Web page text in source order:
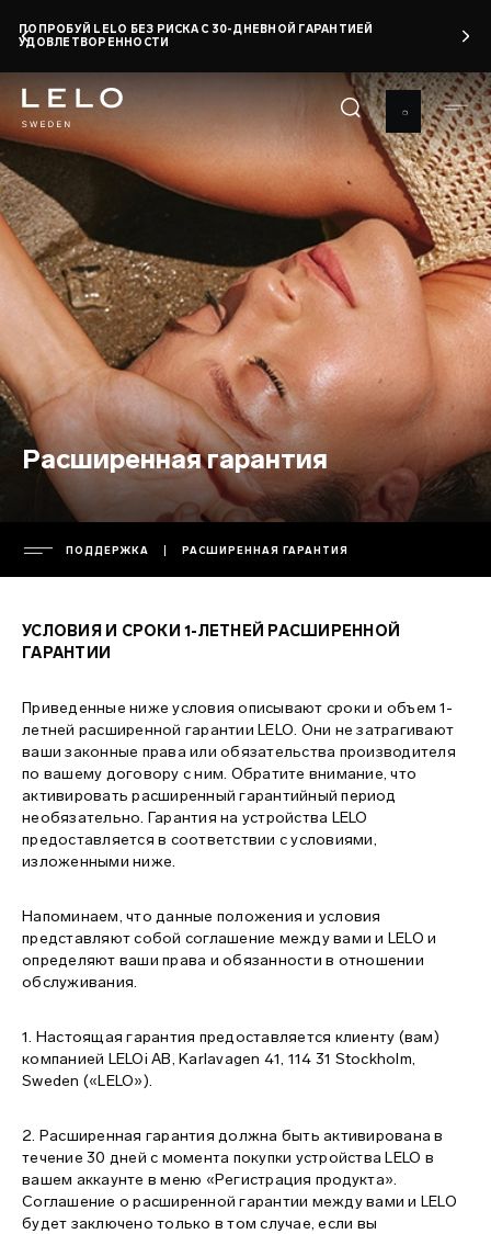
основному
содержанию
ПОПРОБУЙ LELO БЕЗ РИСКА С 30-ДНЕВНОЙ ГАРАНТИЕЙ
УДОВЛЕТВОРЕННОСТИ
Расширенная гарантия
ПОДДЕРЖКА РАСШИРЕННАЯ ГАРАНТИЯ
руководство
пресс-релизы
политика конфиденциальности
политика в отношении файлов cookie
правила пользования
интеллектуальная собственность
гарантия
расширенная гарантия
доставка
связаться с поддержкой
regulatory compliance
зарядное устройство и пульт управления
ВОПРОСЫ
общие вопросы
вопросы о покупке
ENVIRONMENTAL LABELS
Italy
УСЛОВИЯ И СРОКИ 1-ЛЕТНЕЙ РАСШИРЕННОЙ
ГАРАНТИИ
Приведенные ниже условия описывают сроки и объем 1-
летней расширенной гарантии LELO. Они не затрагивают
ваши законные права или обязательства производителя
по вашему договору с ним. Обратите внимание, что
активировать расширенный гарантийный период
необязательно. Гарантия на устройства LELO
предоставляется в соответствии с условиями,
изложенными ниже.
Напоминаем, что данные положения и условия
представляют собой соглашение между вами и LELO и
определяют ваши права и обязанности в отношении
обслуживания.
1. Настоящая гарантия предоставляется клиенту (вам)
компанией LELOi AB, Karlavagen 41, 114 31 Stockholm,
Sweden («LELO»).
2. Расширенная гарантия должна быть активирована в
течение 30 дней с момента покупки устройства LELO в
вашем аккаунте в меню «Регистрация продукта».
Соглашение о расширенной гарантии между вами и LELO
будет заключено только в том случае, если вы